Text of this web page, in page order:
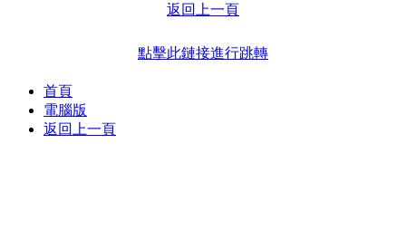
返回上一頁
點擊此鏈接進行跳轉
首頁
電腦版
返回上一頁